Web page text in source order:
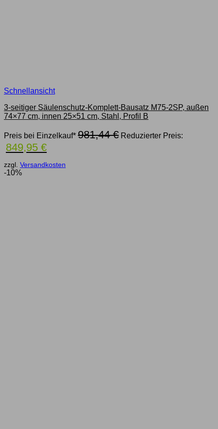
Schnellansicht
3-seitiger Säulenschutz-Komplett-Bausatz M75-2SP, außen
74×77 cm, innen 25×51 cm, Stahl, Profil B
Preis bei Einzelkauf* 981,44€ Ursprünglicher
Preis
Reduzierter Preis:
849,95 €Aktueller
Preis
ist:
zzgl. Versandkosten
-10%